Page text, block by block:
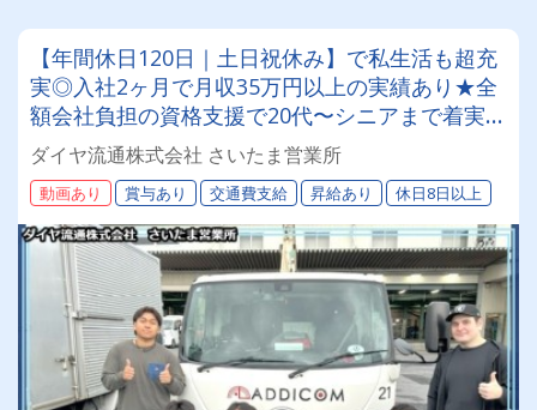
【年間休日120日｜土日祝休み】で私生活も超充
実◎入社2ヶ月で月収35万円以上の実績あり★全
額会社負担の資格支援で20代〜シニアまで着実に
ステップアップ◎ピカピカの新車をご用意してあ
なたをお待ちしています✨
ダイヤ流通株式会社 さいたま営業所
動画あり 賞与あり 交通費支給 昇給あり 休日8日以上